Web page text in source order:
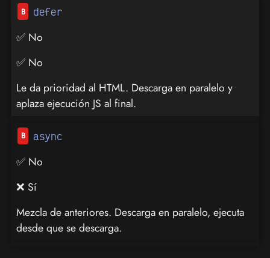
defer
✅ No
✅ No
Le da prioridad al HTML. Descarga en paralelo y
aplaza ejecución JS al final.
async
✅ No
❌ Sí
Mezcla de anteriores. Descarga en paralelo, ejecuta
desde que se descarga.